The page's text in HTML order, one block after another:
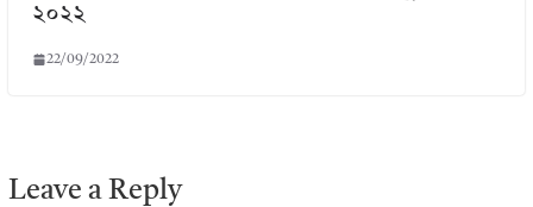
২০২২
22/09/2022
Leave a Reply